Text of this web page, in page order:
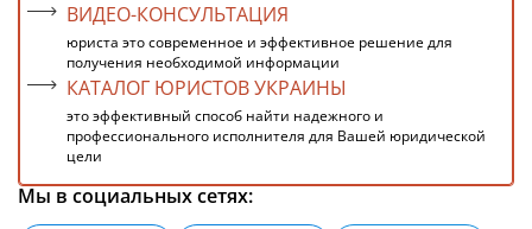
ВИДЕО-КОНСУЛЬТАЦИЯ
юриста это современное и эффективное решение для
получения необходимой информации
КАТАЛОГ ЮРИСТОВ УКРАИНЫ
это эффективный способ найти надежного и
профессионального исполнителя для Вашей юридической
цели
Мы в социальных сетях: